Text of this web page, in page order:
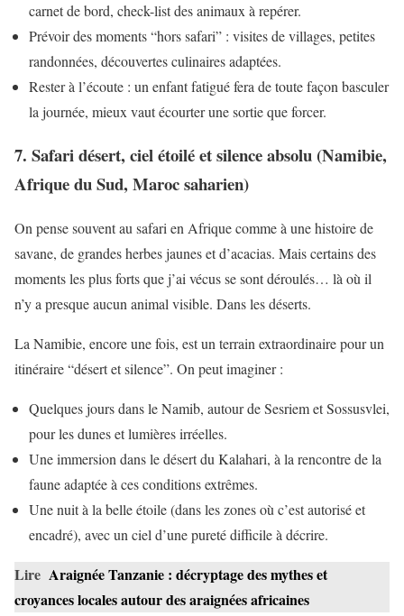
carnet de bord, check-list des animaux à repérer.
Prévoir des moments “hors safari” : visites de villages, petites
randonnées, découvertes culinaires adaptées.
Rester à l’écoute : un enfant fatigué fera de toute façon basculer
la journée, mieux vaut écourter une sortie que forcer.
7. Safari désert, ciel étoilé et silence absolu (Namibie,
Afrique du Sud, Maroc saharien)
On pense souvent au safari en Afrique comme à une histoire de
savane, de grandes herbes jaunes et d’acacias. Mais certains des
moments les plus forts que j’ai vécus se sont déroulés… là où il
n’y a presque aucun animal visible. Dans les déserts.
La Namibie, encore une fois, est un terrain extraordinaire pour un
itinéraire “désert et silence”. On peut imaginer :
Quelques jours dans le Namib, autour de Sesriem et Sossusvlei,
pour les dunes et lumières irréelles.
Une immersion dans le désert du Kalahari, à la rencontre de la
faune adaptée à ces conditions extrêmes.
Une nuit à la belle étoile (dans les zones où c’est autorisé et
encadré), avec un ciel d’une pureté difficile à décrire.
Lire Araignée Tanzanie : décryptage des mythes et
croyances locales autour des araignées africaines